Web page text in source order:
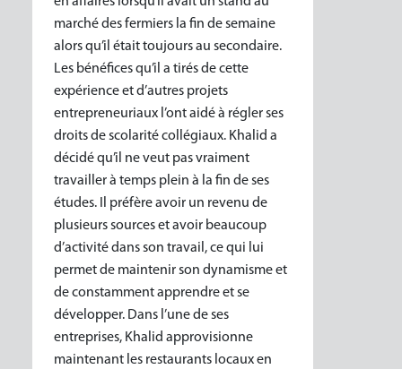
marché des fermiers la fin de semaine
alors qu’il était toujours au secondaire.
Les bénéfices qu’il a tirés de cette
expérience et d’autres projets
entrepreneuriaux l’ont aidé à régler ses
droits de scolarité collégiaux. Khalid a
décidé qu’il ne veut pas vraiment
travailler à temps plein à la fin de ses
études. Il préfère avoir un revenu de
plusieurs sources et avoir beaucoup
d’activité dans son travail, ce qui lui
permet de maintenir son dynamisme et
de constamment apprendre et se
développer. Dans l’une de ses
entreprises, Khalid approvisionne
maintenant les restaurants locaux en